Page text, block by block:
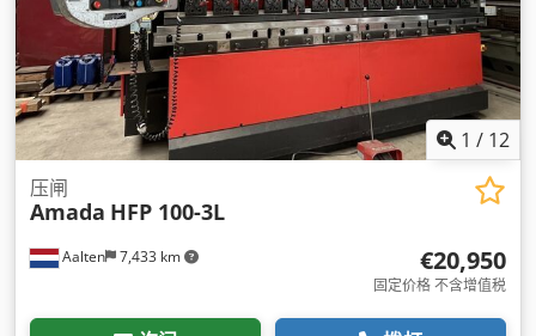
1 / 12
Aalten 7,433 km
压闸
Amada HFP 100-3L
€20,950
固定价格 不含增值税